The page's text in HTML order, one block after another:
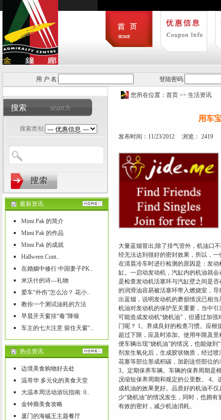
用 户 名: 登陆密码:
搜索 search
搜索类别:
最新资讯
Mimi Pak 的简介
Mimi Pak 的作品
Mimi Pak 的成就
Hallween Cont..
在婚姻中修行:中国妻子PK..
米沃什的诗---礼物
爱车“外伤”怎么治？ 花小..
教你一个测试油耗的方法
早晨开天窗排“毒”降噪
车主的七大注意 留住天窗“..
热点资讯
边境美食购物好去处
温哥华 多元化的美食天堂
大温本周活动游玩指南: 0..
金钟廊美食攻略
厦门的海贼王主题餐厅
您所在位置： 首页 >> 生活资讯
用车
发布时间：11/23/2012 浏览： 2419
大量蓝烟冒出;除了排气管外，机油口
经无法达到很好的密封效果，所以，
在清晨冷车时进行检测的原因是：发
缸。一启动发动机，汽缸内的机油就
是检查发动机活塞环与汽缸壁之间是
的润滑油容易被活塞环带入燃烧室，
出蓝烟，说明发动机的磨损情况已相
机油对发动机的保护至关重要，当中
可能造成发动机“烧机油”，但通过加
门呢？ 1。养成良好的检查习惯。应
超过下限，应及时添加。使用年限及
便车辆出现“烧机油”的情况，也能做
剂发生氧化后，生成胶状物质，经过
花塞等部位形成积碳，加剧这些部位
3。定期保养车辆。车辆的保养周期是
况缩短保养周期和规定的公里数。 4
成机油的效果更好。品质好的机油不
少“烧机油”的情况发生，同时，也拥
有效的密封，减少机油消耗。